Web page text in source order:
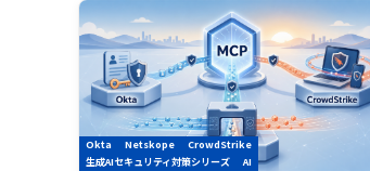
Okta Netskope
CrowdStrike
生成AIセキュリティ対策シリーズ
AI